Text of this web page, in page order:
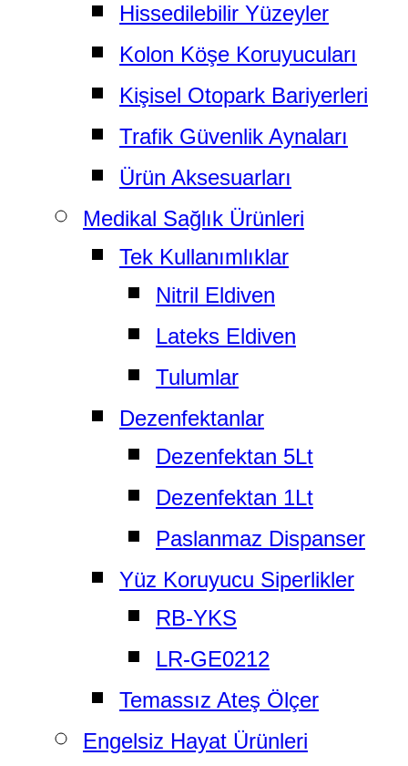
Hissedilebilir Yüzeyler
Kolon Köşe Koruyucuları
Kişisel Otopark Bariyerleri
Trafik Güvenlik Aynaları
Ürün Aksesuarları
Medikal Sağlık Ürünleri
Tek Kullanımlıklar
Nitril Eldiven
Lateks Eldiven
Tulumlar
Dezenfektanlar
Dezenfektan 5Lt
Dezenfektan 1Lt
Paslanmaz Dispanser
Yüz Koruyucu Siperlikler
RB-YKS
LR-GE0212
Temassız Ateş Ölçer
Engelsiz Hayat Ürünleri